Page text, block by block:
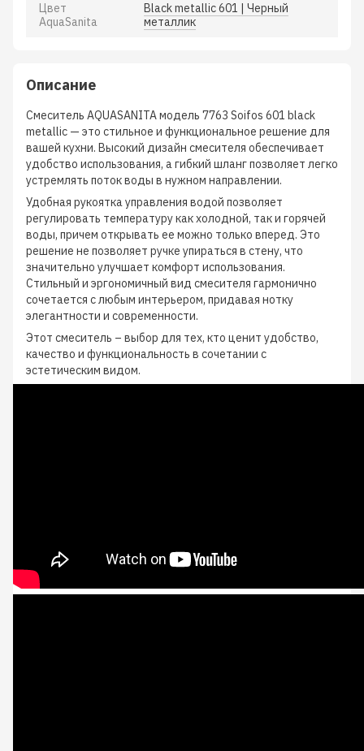
Цвет
AquaSanita
Black metallic 601 | Черный
металлик
Описание
Смеситель AQUASANITA модель 7763 Soifos 601 black
metallic — это стильное и функциональное решение для
вашей кухни. Высокий дизайн смесителя обеспечивает
удобство использования, а гибкий шланг позволяет легко
устремлять поток воды в нужном направлении.
Удобная рукоятка управления водой позволяет
регулировать температуру как холодной, так и горячей
воды, причем открывать ее можно только вперед. Это
решение не позволяет ручке упираться в стену, что
значительно улучшает комфорт использования.
Стильный и эргономичный вид смесителя гармонично
сочетается с любым интерьером, придавая нотку
элегантности и современности.
Этот смеситель – выбор для тех, кто ценит удобство,
качество и функциональность в сочетании с
эстетическим видом.